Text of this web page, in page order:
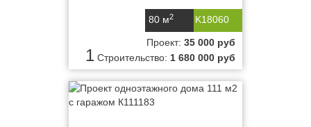
K18060
80 м2
1
Проект: 35 000 руб
Строительство: 1 680 000 руб